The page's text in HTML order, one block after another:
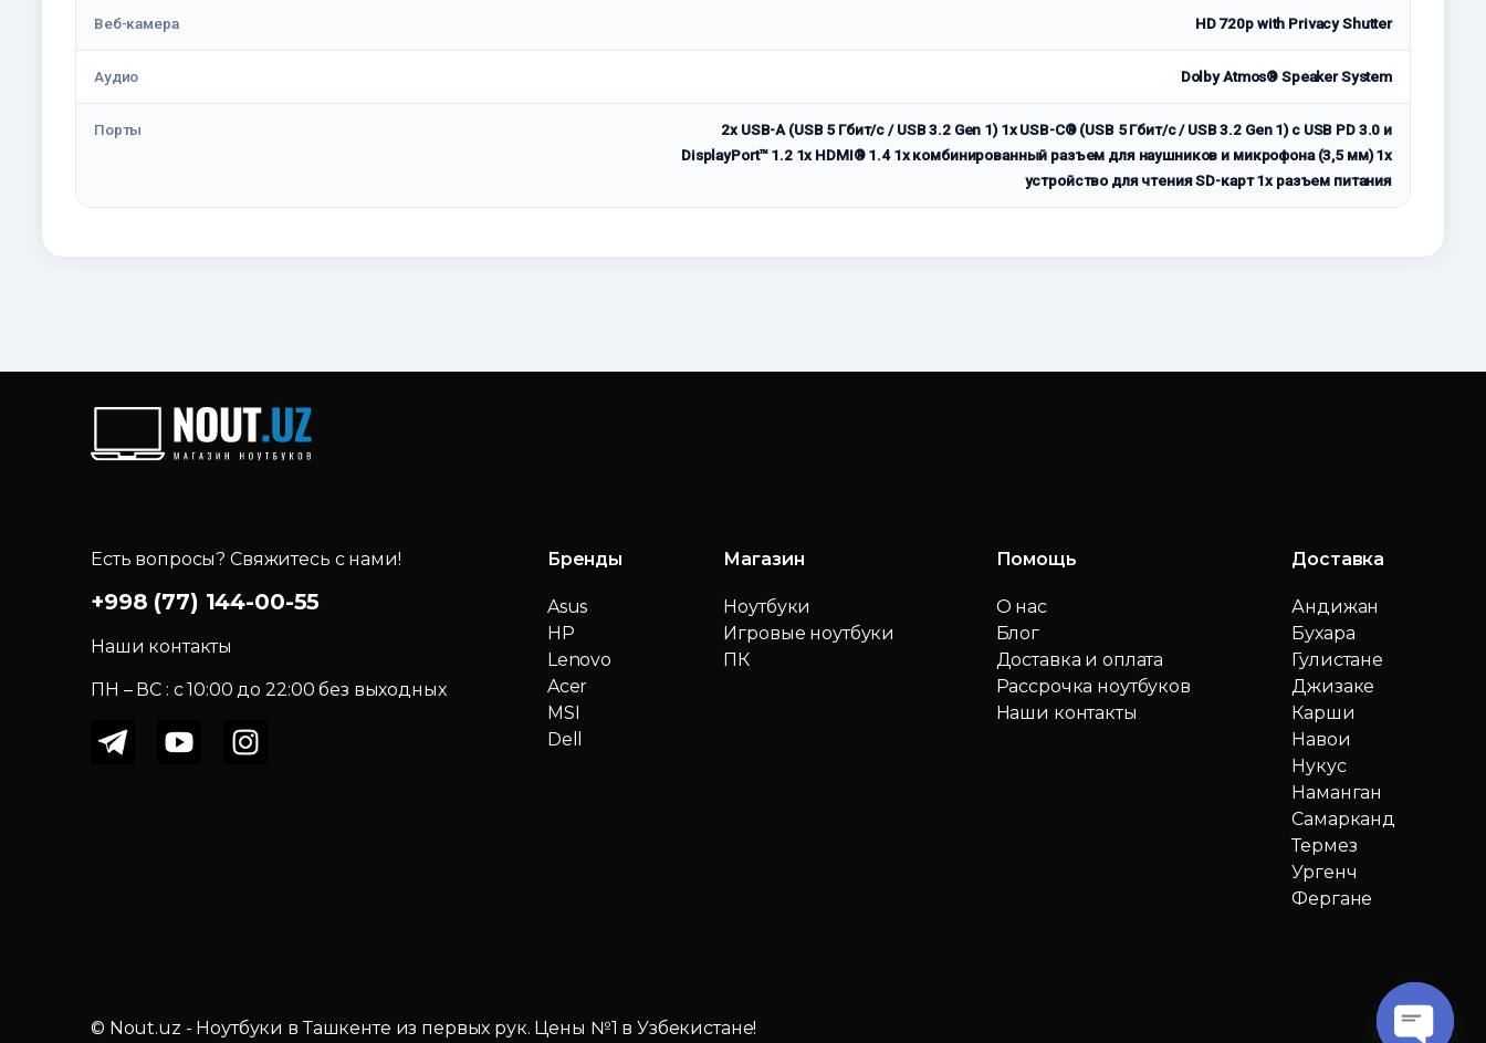
Веб-камера HD 720p with Privacy Shutter
Аудио Dolby Atmos® Speaker System
Порты
2x USB-A (USB 5 Гбит/с / USB 3.2 Gen 1) 1x USB-C® (USB 5 Гбит/с / USB 3.2 Gen 1) с USB PD 3.0 и
DisplayPort™ 1.2 1x HDMI® 1.4 1x комбинированный разъем для наушников и микрофона (3,5 мм) 1x
устройство для чтения SD-карт 1x разъем питания
Есть вопросы? Свяжитесь с нами!
+998 (77) 144-00-55
Наши контакты
ПН – ВС : c 10:00 до 22:00 без выходных
Бренды
Asus
HP
Lenovo
Acer
MSI
Dell
Магазин
Ноутбуки
Игровые ноутбуки
ПК
Помощь
О нас
Блог
Доставка и оплата
Рассрочка ноутбуков
Наши контакты
Доставка
Андижан
Бухара
Гулистане
Джизаке
Карши
Навои
Нукус
Наманган
Самарканд
Термез
Ургенч
Фергане
© Nout.uz - Ноутбуки в Ташкенте из первых рук. Цены №1 в Узбекистане!